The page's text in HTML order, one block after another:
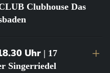
Clubhouse Das
Uhr | 17
Singerriedel